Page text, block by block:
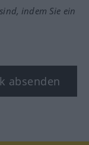
indem Sie ein
absenden